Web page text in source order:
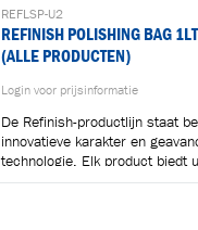
REFLSP-U2
REFINISH POLISHING BAG
(ALLE PRODUCTEN)
Login voor prijsinformatie
De Refinish-productlijn staat
innovatieve karakter en
technologie. Elk product biedt